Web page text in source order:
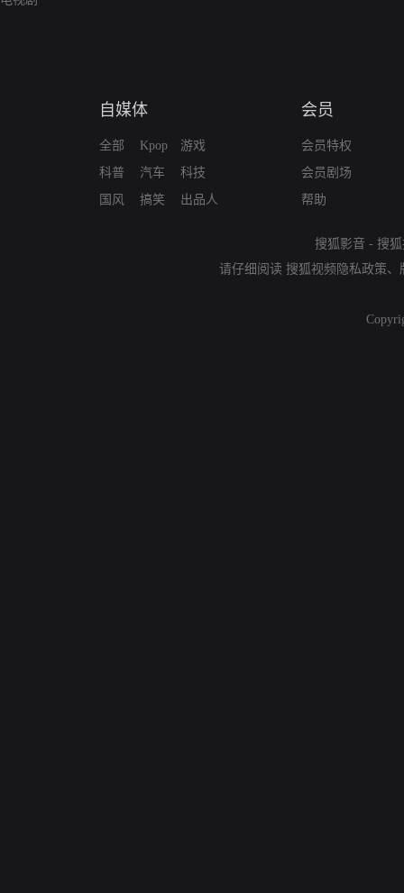
自媒体
全部
科普
国风
Kpop
汽车
搞笑
游戏
科技
出品人
会员
会员特权
会员剧场
帮助
搜狐影音 - 搜
请仔细阅读 搜狐视频隐私政策、